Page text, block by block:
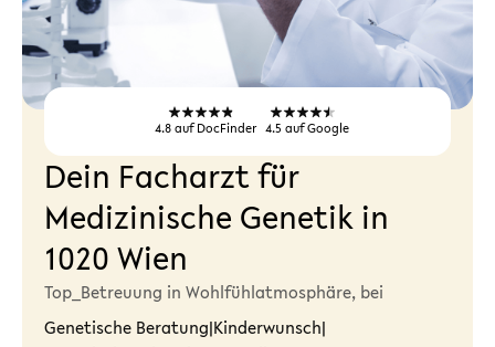
4.8auf DocFinder 4.5 auf Google
Dein Facharzt für
Medizinische Genetik in
1020 Wien
Top_Betreuung in Wohlfühlatmosphäre, bei
Genetische Beratung|Kinderwunsch|